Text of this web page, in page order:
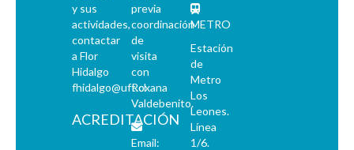
y sus
actividades,
contactar
a Flor
Hidalgo
fhidalgo@uft.cl
ACREDITACIÓN
previa
coordinación
de
visita
con
Roxana
Valdebenito.
Email:
METRO
Estación
de
Metro
Los
Leones.
Línea
1/6.